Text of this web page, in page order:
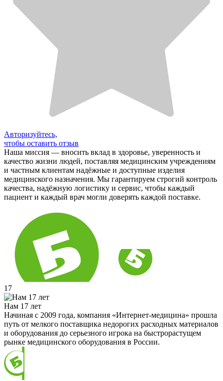
Авторизуйтесь,
чтобы оставить отзыв
Наша миссия — вносить вклад в здоровье, уверенность и
качество жизни людей, поставляя медицинским учреждениям
и частным клиентам надёжные и доступные изделия
медицинского назначения. Мы гарантируем строгий контроль
качества, надёжную логистику и сервис, чтобы каждый
пациент и каждый врач могли доверять каждой поставке.
17
Нам 17 лет
Начиная с 2009 года, компания «Интернет-медицина» прошла
путь от мелкого поставщика недорогих расходных материалов
и оборудования до серьезного игрока на быстрорастущем
рынке медицинского оборудования в России.